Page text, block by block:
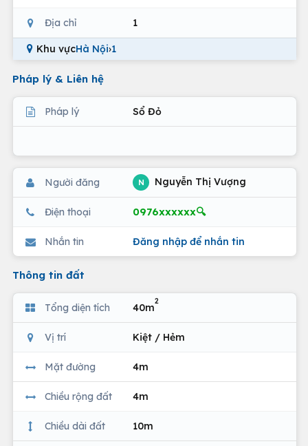
Địa chỉ 1
Khu vựcHà Nội›1
Pháp lý & Liên hệ
Pháp lý Sổ Đỏ
Người đăng N Nguyễn Thị Vượng
Điện thoại 0976xxxxxx🔍
Nhắn tin Đăng nhập để nhắn tin
Thông tin đất
Tổng diện tích 40m
2
Vị trí Kiệt / Hẻm
Mặt đường 4m
Chiều rộng đất 4m
Chiều dài đất 10m